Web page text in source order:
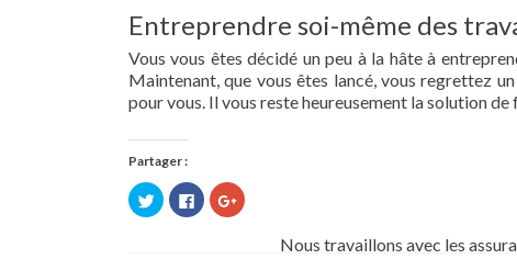
Entreprendre soi-même des
Vous vous êtes décidé un peu à la hâte à
Maintenant, que vous êtes lancé, vous regrettez
pour vous. Il vous reste heureusement la solution de
Partager :
Cliquez
pour
partager
Cliquez
pour
partager
Facebook(ouvre
Cliquez
pour
Google+Nous travaillons avec les